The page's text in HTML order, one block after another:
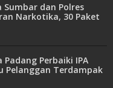
dan Polres
Narkotika, 30 Paket
Perbaiki IPA
Pelanggan Terdampak